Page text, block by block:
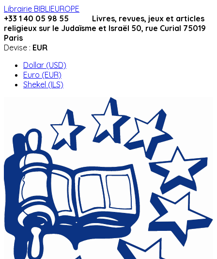
Librairie BIBLIEUROPE
+33 1 40 05 98 55 Livres, revues, jeux et articles
religieux sur le Judaïsme et Israël 50, rue Curial 75019
Paris
Devise : EUR
Dollar (USD)
Euro (EUR)
Shekel (ILS)